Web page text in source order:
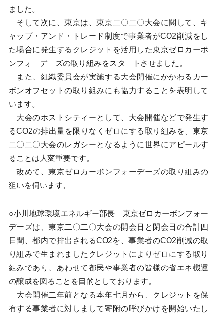
ました。
そして次に、東京は、東京二〇二〇大会に関して、キ
ャップ・アンド・トレード制度で事業者がCO2削減をし
た場合に発生するクレジットを活用した東京ゼロカーボ
ンフォーデーズの取り組みをスタートさせました。
また、組織委員会が実施する大会開催にかかわるカー
ボンオフセットの取り組みにも協力することを表明して
います。
大会のホストシティーとして、大会開催などで発生す
るCO2の排出量を限りなくゼロにする取り組みを、東京
二〇二〇大会のレガシーとなるように世界にアピールす
ることは大変重要です。
改めて、東京ゼロカーボンフォーデーズの取り組みの
狙いを伺います。
○小川地球環境エネルギー部長 東京ゼロカーボンフォー
デーズは、東京二〇二〇大会の開会日と閉会日の合計四
日間、都内で排出されるCO2を、事業者のCO2削減の取
り組みで生まれましたクレジットによりゼロにする取り
組みであり、あわせて都民や事業者の皆様の省エネ機運
の醸成を図ることを目的としております。
大会開催二年前となる本年七月から、クレジットを保
有する事業者に対しまして寄附の呼びかけを開始いたし